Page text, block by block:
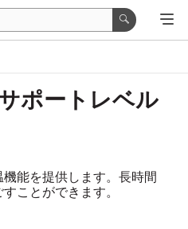
ポートレベル
能を提供します。長時間
ことができます。